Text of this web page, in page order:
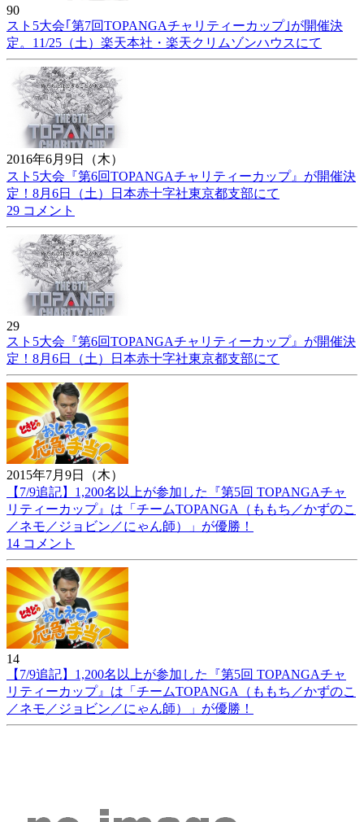
90
スト5大会｢第7回TOPANGAチャリティーカップ｣が開催決
定。11/25（土）楽天本社・楽天クリムゾンハウスにて
2016年6月9日（木）
スト5大会『第6回TOPANGAチャリティーカップ』が開催決
定！8月6日（土）日本赤十字社東京都支部にて
29 コメント
29
スト5大会『第6回TOPANGAチャリティーカップ』が開催決
定！8月6日（土）日本赤十字社東京都支部にて
2015年7月9日（木）
【7/9追記】1,200名以上が参加した『第5回 TOPANGAチャ
リティーカップ』は「チームTOPANGA（ももち／かずのこ
／ネモ／ジョビン／にゃん師）」が優勝！
14 コメント
14
【7/9追記】1,200名以上が参加した『第5回 TOPANGAチャ
リティーカップ』は「チームTOPANGA（ももち／かずのこ
／ネモ／ジョビン／にゃん師）」が優勝！